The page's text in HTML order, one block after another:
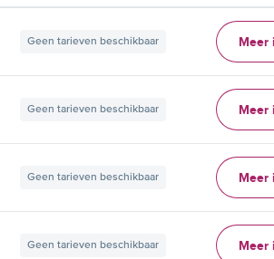
Geen tarieven beschikbaar Meer
Geen tarieven beschikbaar Meer
Geen tarieven beschikbaar Meer
Geen tarieven beschikbaar Meer